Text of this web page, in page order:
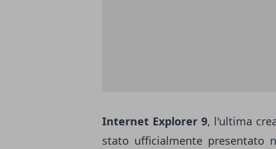
Internet Explorer 9, l'ultima
stato ufficialmente presentato